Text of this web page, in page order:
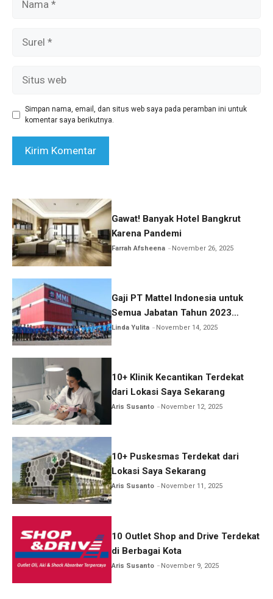
Simpan nama, email, dan situs web saya pada peramban ini untuk
komentar saya berikutnya.
Gawat! Banyak Hotel Bangkrut
Karena Pandemi
Farrah Afsheena November 26, 2025
Gaji PT Mattel Indonesia untuk
Semua Jabatan Tahun 2023
Lengkap!
Linda Yulita November 14, 2025
10+ Klinik Kecantikan Terdekat
dari Lokasi Saya Sekarang
Aris Susanto November 12, 2025
10+ Puskesmas Terdekat dari
Lokasi Saya Sekarang
Aris Susanto November 11, 2025
10 Outlet Shop and Drive Terdekat
di Berbagai Kota
Aris Susanto November 9, 2025